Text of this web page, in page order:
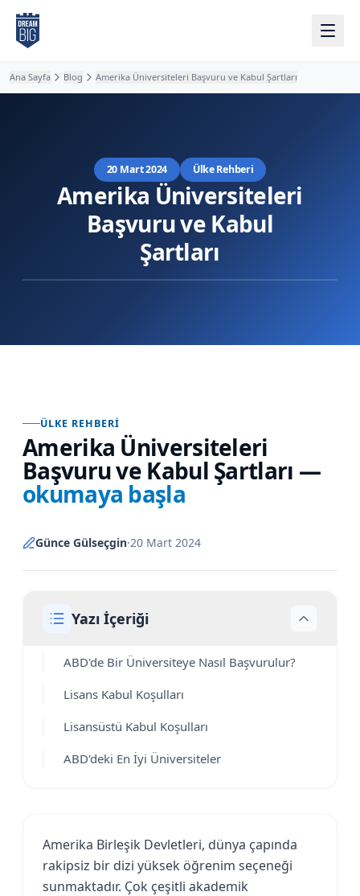
Ana içeriğe atla
Ana Sayfa Blog Amerika Üniversiteleri Başvuru ve Kabul Şartları
20 Mart 2024 Ülke Rehberi
Amerika Üniversiteleri
Başvuru ve Kabul
Şartları
ÜLKE REHBERI
Amerika Üniversiteleri
Başvuru ve Kabul Şartları —
okumaya başla
Günce Gülseçgin·20 Mart 2024
Yazı İçeriği
ABD'de Bir Üniversiteye Nasıl Başvurulur?
Lisans Kabul Koşulları
Lisansüstü Kabul Koşulları
ABD'deki En İyi Üniversiteler
Amerika Birleşik Devletleri, dünya çapında
rakipsiz bir dizi yüksek öğrenim seçeneği
sunmaktadır. Çok çeşitli akademik